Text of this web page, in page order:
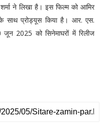
ने लिखा है। इस फिल्म को आमिर
साथ प्रोड्यूस किया है। आर. एस.
2025 को सिनेमाघरों में रिलीज